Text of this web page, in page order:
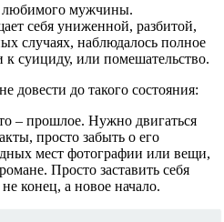
любимого мужчины.
себя униженной, разбитой,
случаях, наблюдалось полное
суициду, или помешательство.
довести до такого состояния:
– прошлое. Нужно двигаться
просто забыть о его
мест фотографии или вещи,
Просто заставить себя
конец, а новое начало.